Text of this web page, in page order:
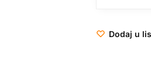
Dodaj u